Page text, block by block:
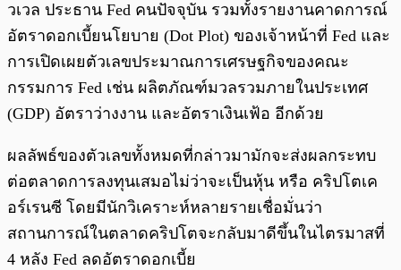
วเวล ประธาน Fed คนปัจจุบัน รวมทั้งรายงานคาดการณ์
อัตราดอกเบี้ยนโยบาย (Dot Plot) ของเจ้าหน้าที่ Fed และ
การเปิดเผยตัวเลขประมาณการเศรษฐกิจของคณะ
กรรมการ Fed เช่น ผลิตภัณฑ์มวลรวมภายในประเทศ
(GDP) อัตราว่างงาน และอัตราเงินเฟ้อ อีกด้วย
ผลลัพธ์ของตัวเลขทั้งหมดที่กล่าวมามักจะส่งผลกระทบ
ต่อตลาดการลงทุนเสมอไม่ว่าจะเป็นหุ้น หรือ คริปโตเค
อร์เรนซี โดยมีนักวิเคราะห์หลายรายเชื่อมั่นว่า
สถานการณ์ในตลาดคริปโตจะกลับมาดีขึ้นในไตรมาสที่
4 หลัง Fed ลดอัตราดอกเบี้ย